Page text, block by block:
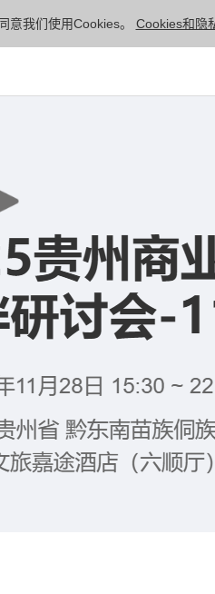
意我们使用Cookies。 Cookies和隐